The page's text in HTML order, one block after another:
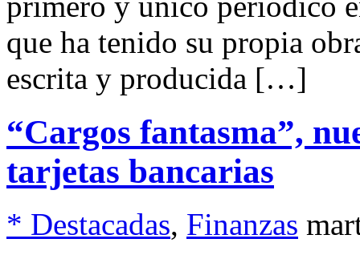
que ha tenido su propia
escrita y producida […]
“Cargos fantasma”,
tarjetas bancarias
* Destacadas, Finanzas